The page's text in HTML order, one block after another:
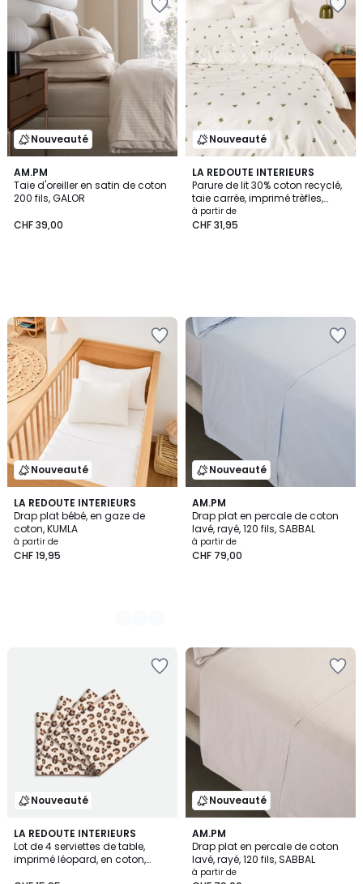
Nouveauté
AM.PM
Taie d'oreiller en satin de coton
200 fils, GALOR
CHF 39,00
Nouveauté
LA REDOUTE INTERIEURS
Parure de lit 30% coton recyclé,
taie carrée, imprimé trèfles,
LUCKY CLOVER
à partir de
CHF 31,95
Nouveauté
LA REDOUTE INTERIEURS
Drap plat bébé, en gaze de
coton, KUMLA
à partir de
CHF 19,95
5
Couleurs
Nouveauté
AM.PM
Drap plat en percale de coton
lavé, rayé, 120 fils, SABBAL
à partir de
CHF 79,00
Nouveauté
LA REDOUTE INTERIEURS
Lot de 4 serviettes de table,
imprimé léopard, en coton,
Nouveauté
AM.PM
Drap plat en percale de coton
lavé, rayé, 120 fils, SABBAL
à partir de